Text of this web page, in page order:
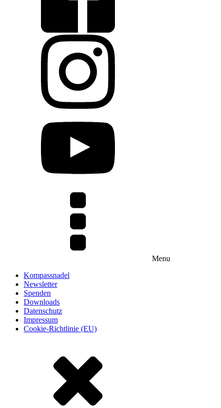
Menu
Kompassnadel
Newsletter
Spenden
Downloads
Datenschutz
Impressum
Cookie-Richtlinie (EU)